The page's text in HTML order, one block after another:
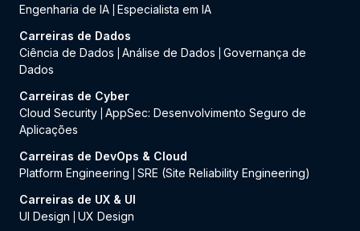
Engenharia de IA Especialista em IA
Carreiras de Dados
Ciência de Dados
Análise de Dados
Governança de
Dados
Carreiras de Cyber
Cloud Security AppSec: Desenvolvimento Seguro de
Aplicações
Carreiras de DevOps & Cloud
Platform Engineering
SRE (Site Reliability Engineering)
Carreiras de UX & UI
UI Design
UX Design